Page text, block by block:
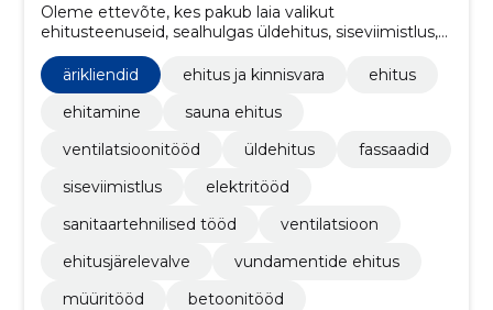
Oleme ettevõte, kes pakub laia valikut
ehitusteenuseid, sealhulgas üldehitus, siseviimistlus,
elektri-, santehnilised- ja ventilatsioonitööd, ning
keskendume nii era- kui äriklientide projektidele.
ärikliendid ehitus ja kinnisvara
ehitus
ehitamine
sauna ehitus
ventilatsioonitööd
üldehitus
fassaadid
siseviimistlus
elektritööd
sanitaartehnilised tööd
ventilatsioon
ehitusjärelevalve
vundamentide ehitus
müüritööd
betoonitööd